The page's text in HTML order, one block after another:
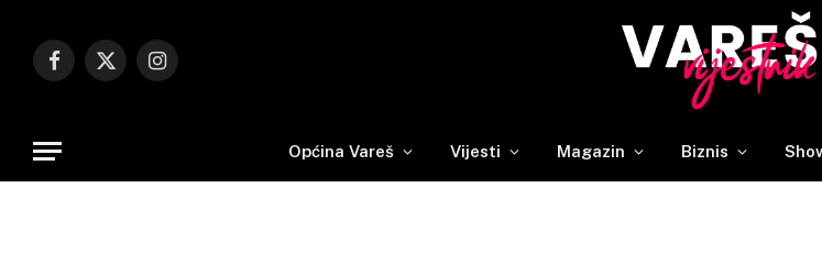
Facebook
X
Instagram
Općina Vareš Vijesti Magazin Biznis